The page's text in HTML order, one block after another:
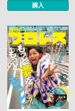
購入